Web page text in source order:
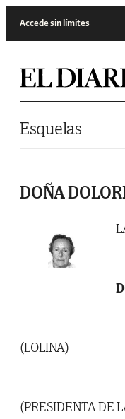
Accede sin límites
Esquelas
DOÑA
(LOLINA)
(PRESIDENTA DE